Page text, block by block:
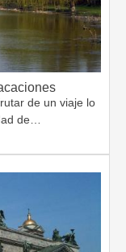
de un viaje lo
de…